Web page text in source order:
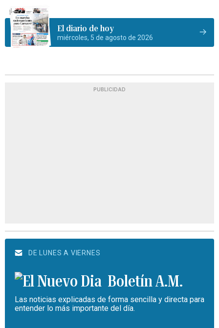
El diario de hoy
miércoles, 5 de agosto de 2026
PUBLICIDAD
DE LUNES A VIERNES
Boletín A.M.
Las noticias explicadas de forma sencilla y directa para
entender lo más importante del día.